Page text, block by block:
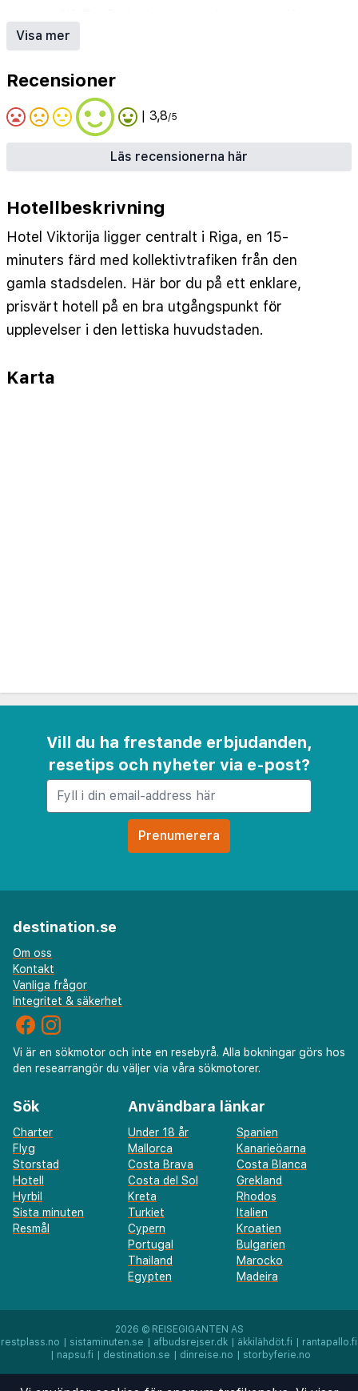
Visa mer
Recensioner
| 3,8/5
Läs recensionerna här
Hotellbeskrivning
Hotel Viktorija ligger centralt i Riga, en 15-
minuters färd med kollektivtrafiken från den
gamla stadsdelen. Här bor du på ett enklare,
prisvärt hotell på en bra utgångspunkt för
upplevelser i den lettiska huvudstaden.
Karta
Vill du ha frestande erbjudanden,
resetips och nyheter via e-post?
destination.se
Om oss
Kontakt
Vanliga frågor
Integritet & säkerhet
Vi är en sökmotor och inte en resebyrå. Alla bokningar görs hos
den researrangör du väljer via våra sökmotorer.
Sök
Charter
Flyg
Storstad
Hotell
Hyrbil
Sista minuten
Resmål
Användbara länkar
Under 18 år
Spanien
Mallorca
Kanarieöarna
Costa Brava
Costa Blanca
Costa del Sol
Grekland
Kreta
Rhodos
Turkiet
Italien
Cypern
Kroatien
Portugal
Bulgarien
Thailand
Marocko
Egypten
Madeira
2026 © REISEGIGANTEN AS
restplass.no
sistaminuten.se afbudsrejser.dk äkkilähdöt.fi
rantapallo.fi
napsu.fi destination.se dinreise.no storbyferie.no